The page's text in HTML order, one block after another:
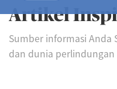
Artikel
Sumber informasi Anda
dan dunia perlindungan